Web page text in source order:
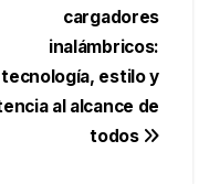
cargadores
inalámbricos:
tecnología, estilo y
al alcance de
todos